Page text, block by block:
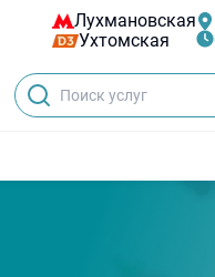
Лухмановская
Ухтомская